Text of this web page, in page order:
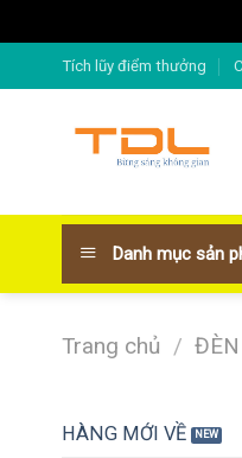
to
Tích lũy điểm thưởng
Danh mục sản
Trang chủ /
HÀNG MỚI VỀ